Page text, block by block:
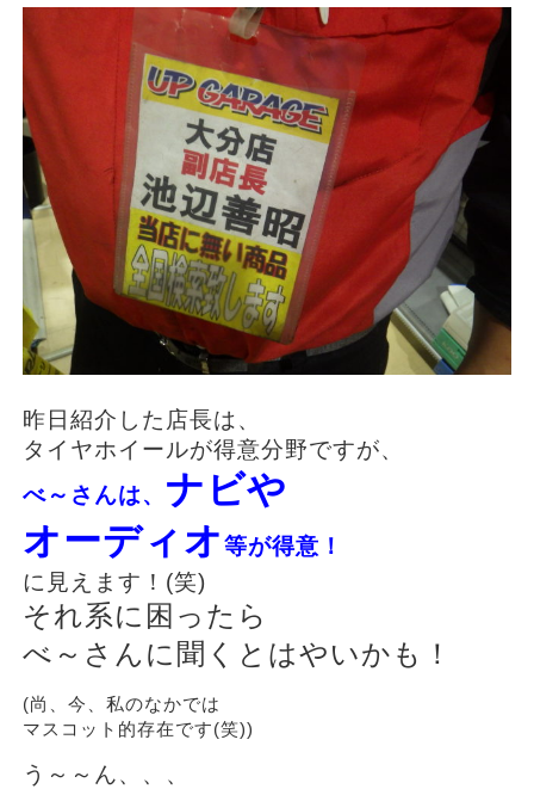
昨日紹介した店長は、
タイヤホイールが得意分野ですが、
べ～さんは、 ナビや
オーディオ等が得意！
に見えます！(笑)
それ系に困ったら
べ～さんに聞くとはやいかも！
(尚、今、私のなかでは
マスコット的存在です(笑))
う～～ん、、、